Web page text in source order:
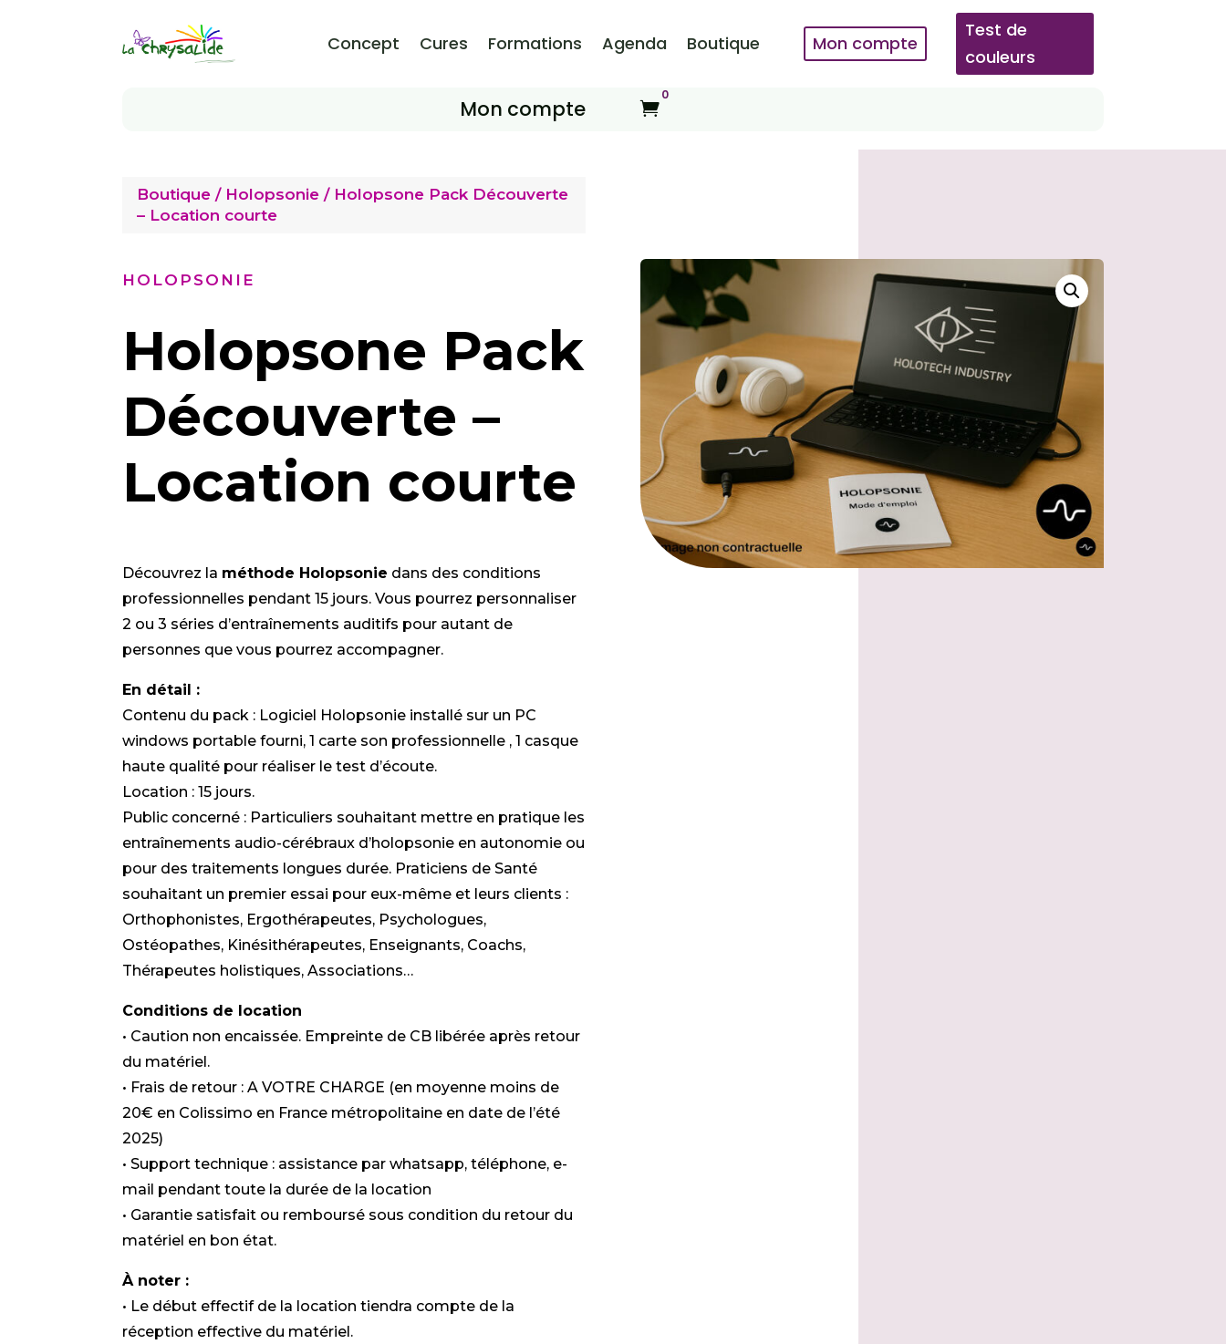
Concept Cures Formations Agenda Boutique Mon compte
Test de
couleurs
Mon compte 
0
Boutique / Holopsonie / Holopsone Pack Découverte
– Location courte
HOLOPSONIE
Holopsone Pack
Découverte –
Location courte
Découvrez la méthode Holopsonie dans des conditions
professionnelles pendant 15 jours. Vous pourrez personnaliser
2 ou 3 séries d’entraînements auditifs pour autant de
personnes que vous pourrez accompagner.
En détail :
Contenu du pack : Logiciel Holopsonie installé sur un PC
windows portable fourni, 1 carte son professionnelle , 1 casque
haute qualité pour réaliser le test d’écoute.
Location : 15 jours.
Public concerné : Particuliers souhaitant mettre en pratique les
entraînements audio-cérébraux d’holopsonie en autonomie ou
pour des traitements longues durée. Praticiens de Santé
souhaitant un premier essai pour eux-même et leurs clients :
Orthophonistes, Ergothérapeutes, Psychologues,
Ostéopathes, Kinésithérapeutes, Enseignants, Coachs,
Thérapeutes holistiques, Associations…
Conditions de location
• Caution non encaissée. Empreinte de CB libérée après retour
du matériel.
• Frais de retour : A VOTRE CHARGE (en moyenne moins de
20€ en Colissimo en France métropolitaine en date de l’été
2025)
• Support technique : assistance par whatsapp, téléphone, e-
mail pendant toute la durée de la location
• Garantie satisfait ou remboursé sous condition du retour du
matériel en bon état.
À noter :
• Le début effectif de la location tiendra compte de la
réception effective du matériel.